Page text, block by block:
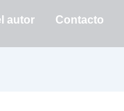
autor Contacto